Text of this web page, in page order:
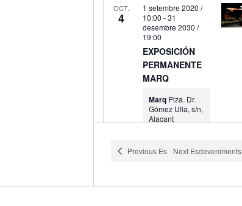
OCT.
4
EXPOSICIÓN
PERMANENTE
MARQ
1 setembre 2020 /
10:00 -31
desembre 2030 /
19:00
Marq Plza. Dr.
Gómez Ulla, s/n,
Alacant
OCT.
1 gener 2022 /
18:00
Previous Esdeveniments
Next Esdeveniments